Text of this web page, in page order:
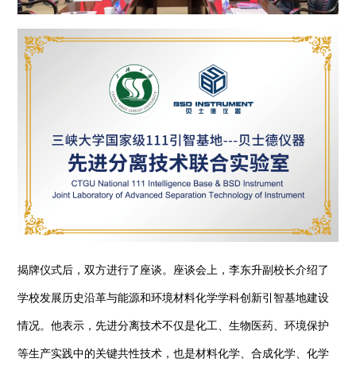
揭牌仪式后，双方进行了座谈。座谈会上，李东升副校长介绍了
学校发展历史沿革与能源和环境材料化学学科创新引智基地建设
情况。他表示，先进分离技术不仅是化工、生物医药、环境保护
等生产实践中的关键共性技术，也是材料化学、合成化学、化学